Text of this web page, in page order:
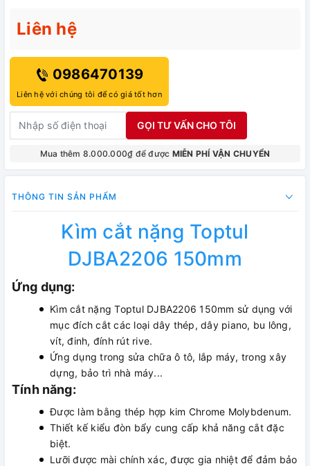
Liên hệ
0986470139
Liên hệ với chúng tôi để có giá tốt hơn
GỌI TƯ VẤN CHO TÔI
Mua thêm 8.000.000₫ để được MIỄN PHÍ VẬN CHUYỂN
THÔNG TIN SẢN PHẨM
Kìm cắt nặng Toptul
DJBA2206 150mm
Ứng dụng:
Kìm cắt nặng Toptul DJBA2206 150mm sử dụng với
mục đích cắt các loại dây thép, dây piano, bu lông,
vít, đinh, đính rút rive.
Ứng dụng trong sửa chữa ô tô, lắp máy, trong xây
dựng, bảo trì nhà máy...
Tính năng:
Được làm bằng thép hợp kim Chrome Molybdenum.
Thiết kế kiểu đòn bẩy cung cấp khả năng cắt đặc
biệt.
Lưỡi được mài chính xác, được gia nhiệt để đảm bảo